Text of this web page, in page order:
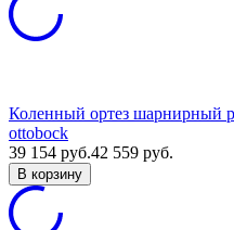
Коленный ортез шарнирный
ottobock
39 154 руб.42 559 руб.
В корзину